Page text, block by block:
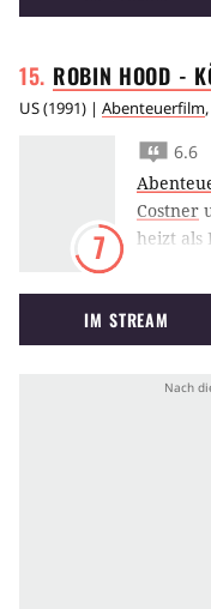
ROBIN HOOD -
US(1991) | Abenteuerfilm,
7
6.6
Costner
heizt als
Wohle
IM STREAM